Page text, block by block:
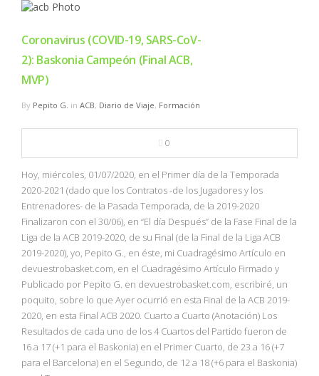
Coronavirus (COVID-19, SARS-CoV-
2): Baskonia Campeón (Final ACB,
MVP)
By Pepito G. in ACB, Diario de Viaje, Formación
0
Hoy, miércoles, 01/07/2020, en el Primer día de la Temporada
2020-2021 (dado que los Contratos -de los Jugadores y los
Entrenadores- de la Pasada Temporada, de la 2019-2020
Finalizaron con el 30/06), en “El día Después” de la Fase Final de la
Liga de la ACB 2019-2020, de su Final (de la Final de la Liga ACB
2019-2020), yo, Pepito G., en éste, mi Cuadragésimo Artículo en
devuestrobasket.com, en el Cuadragésimo Artículo Firmado y
Publicado por Pepito G. en devuestrobasket.com, escribiré, un
poquito, sobre lo que Ayer ocurrió en esta Final de la ACB 2019-
2020, en esta Final ACB 2020. Cuarto a Cuarto (Anotación) Los
Resultados de cada uno de los 4 Cuartos del Partido fueron de
16 a 17 (+1 para el Baskonia) en el Primer Cuarto, de 23 a 16 (+7
para el Barcelona) en el Segundo, de 12 a 18 (+6 para el Baskonia)